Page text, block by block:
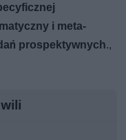
i meta-
prospektywnych.,